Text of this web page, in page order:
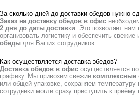
За сколько дней до доставки обедов нужно
Заказ на доставку обедов в офис
2 дня до даты доставки. Это позволяет
организовать логистику и обеспечить свежие
обеды для Ваших сотрудников.
Как осуществляется доставка обедов?
Доставка обедов в офис осуществляется
графику. Мы привозим свежие комплексные
или общей упаковке, сохраняем
сотрудники могли сразу приступить к приёму